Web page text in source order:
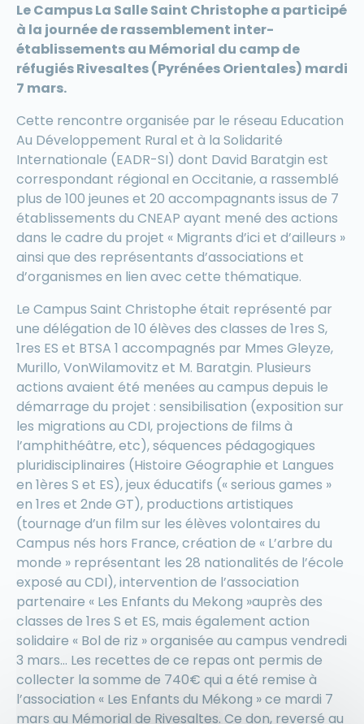
Le Campus La Salle Saint Christophe a participé
à la journée de rassemblement inter-
établissements au Mémorial du camp de
réfugiés Rivesaltes (Pyrénées Orientales) mardi
7 mars.
Cette rencontre organisée par le réseau Education
Au Développement Rural et à la Solidarité
Internationale (EADR-SI) dont David Baratgin est
correspondant régional en Occitanie, a rassemblé
plus de 100 jeunes et 20 accompagnants issus de 7
établissements du CNEAP ayant mené des actions
dans le cadre du projet « Migrants d’ici et d’ailleurs »
ainsi que des représentants d’associations et
d’organismes en lien avec cette thématique.
Le Campus Saint Christophe était représenté par
une délégation de 10 élèves des classes de 1res S,
1res ES et BTSA 1 accompagnés par Mmes Gleyze,
Murillo, VonWilamovitz et M. Baratgin. Plusieurs
actions avaient été menées au campus depuis le
démarrage du projet : sensibilisation (exposition sur
les migrations au CDI, projections de films à
l’amphithéâtre, etc), séquences pédagogiques
pluridisciplinaires (Histoire Géographie et Langues
en 1ères S et ES), jeux éducatifs (« serious games »
en 1res et 2nde GT), productions artistiques
(tournage d’un film sur les élèves volontaires du
Campus nés hors France, création de « L’arbre du
monde » représentant les 28 nationalités de l’école
exposé au CDI), intervention de l’association
partenaire « Les Enfants du Mekong »auprès des
classes de 1res S et ES, mais également action
solidaire « Bol de riz » organisée au campus vendredi
3 mars… Les recettes de ce repas ont permis de
collecter la somme de 740€ qui a été remise à
l’association « Les Enfants du Mékong » ce mardi 7
mars au Mémorial de Rivesaltes. Ce don, reversé au